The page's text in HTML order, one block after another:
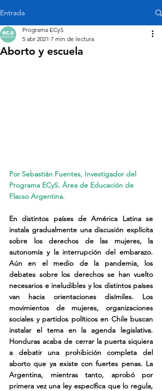
Entrada
Aborto y escuela
Programa ECyS
5 abr 2021 7 min de lectura
Por Sebastián Fuentes, Investigador del
Programa ECyS. Área de Educación de
Flacso Argentina.
En distintos países de América Latina se
instala gradualmente una discusión explícita
sobre los derechos de las mujeres, la
autonomía y la interrupción del embarazo.
Aún en el medio de la pandemia, los
debates sobre los derechos se han vuelto
necesarios e ineludibles y los distintos países
van hacia orientaciones disímiles. Los
movimientos de mujeres, organizaciones
sociales y partidos políticos en Chile buscan
instalar el tema en la agenda legislativa.
Honduras acaba de cerrar la puerta siquiera
a debatir una prohibición completa del
aborto que ya existe con fuertes penas. La
Argentina, mientras tanto, aprobó por
primera vez una ley específica que lo regula,